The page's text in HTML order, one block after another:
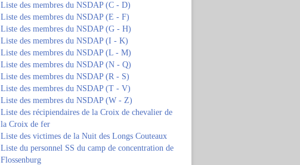
Liste des membres du NSDAP (C - D)
Liste des membres du NSDAP (E - F)
Liste des membres du NSDAP (G - H)
Liste des membres du NSDAP (I - K)
Liste des membres du NSDAP (L - M)
Liste des membres du NSDAP (N - Q)
Liste des membres du NSDAP (R - S)
Liste des membres du NSDAP (T - V)
Liste des membres du NSDAP (W - Z)
Liste des récipiendaires de la Croix de chevalier de
la Croix de fer
Liste des victimes de la Nuit des Longs Couteaux
Liste du personnel SS du camp de concentration de
Flossenburg